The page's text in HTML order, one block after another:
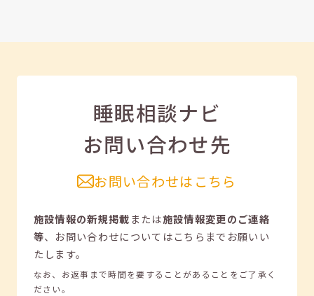
睡眠相談ナビ
お問い合わせ先
お問い合わせはこちら
施設情報の新規掲載または施設情報変更のご連絡
等、 お問い合わせについてはこちらまでお願いい
たします。
なお、お返事まで時間を要することがあることをご了承く
ださい。